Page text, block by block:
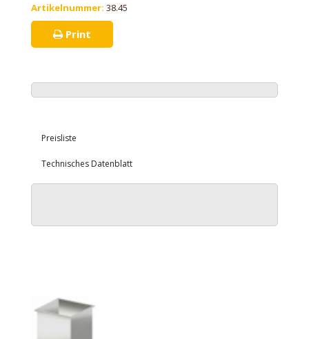
Artikelnummer: 38.45
Print
Preisliste
Technisches Datenblatt